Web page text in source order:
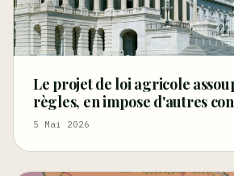
Le projet de loi agricole
règles, en impose d'autres
fibre et les graines de
5 Mai 2026